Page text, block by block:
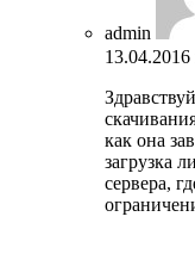
admin
как она
загрузка
сервера,